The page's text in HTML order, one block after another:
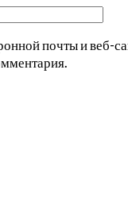
почты и веб-